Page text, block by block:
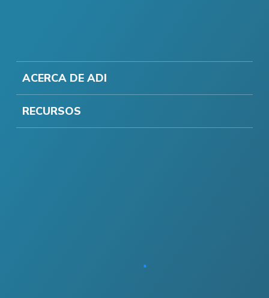
ACERCA DE ADI
RECURSOS